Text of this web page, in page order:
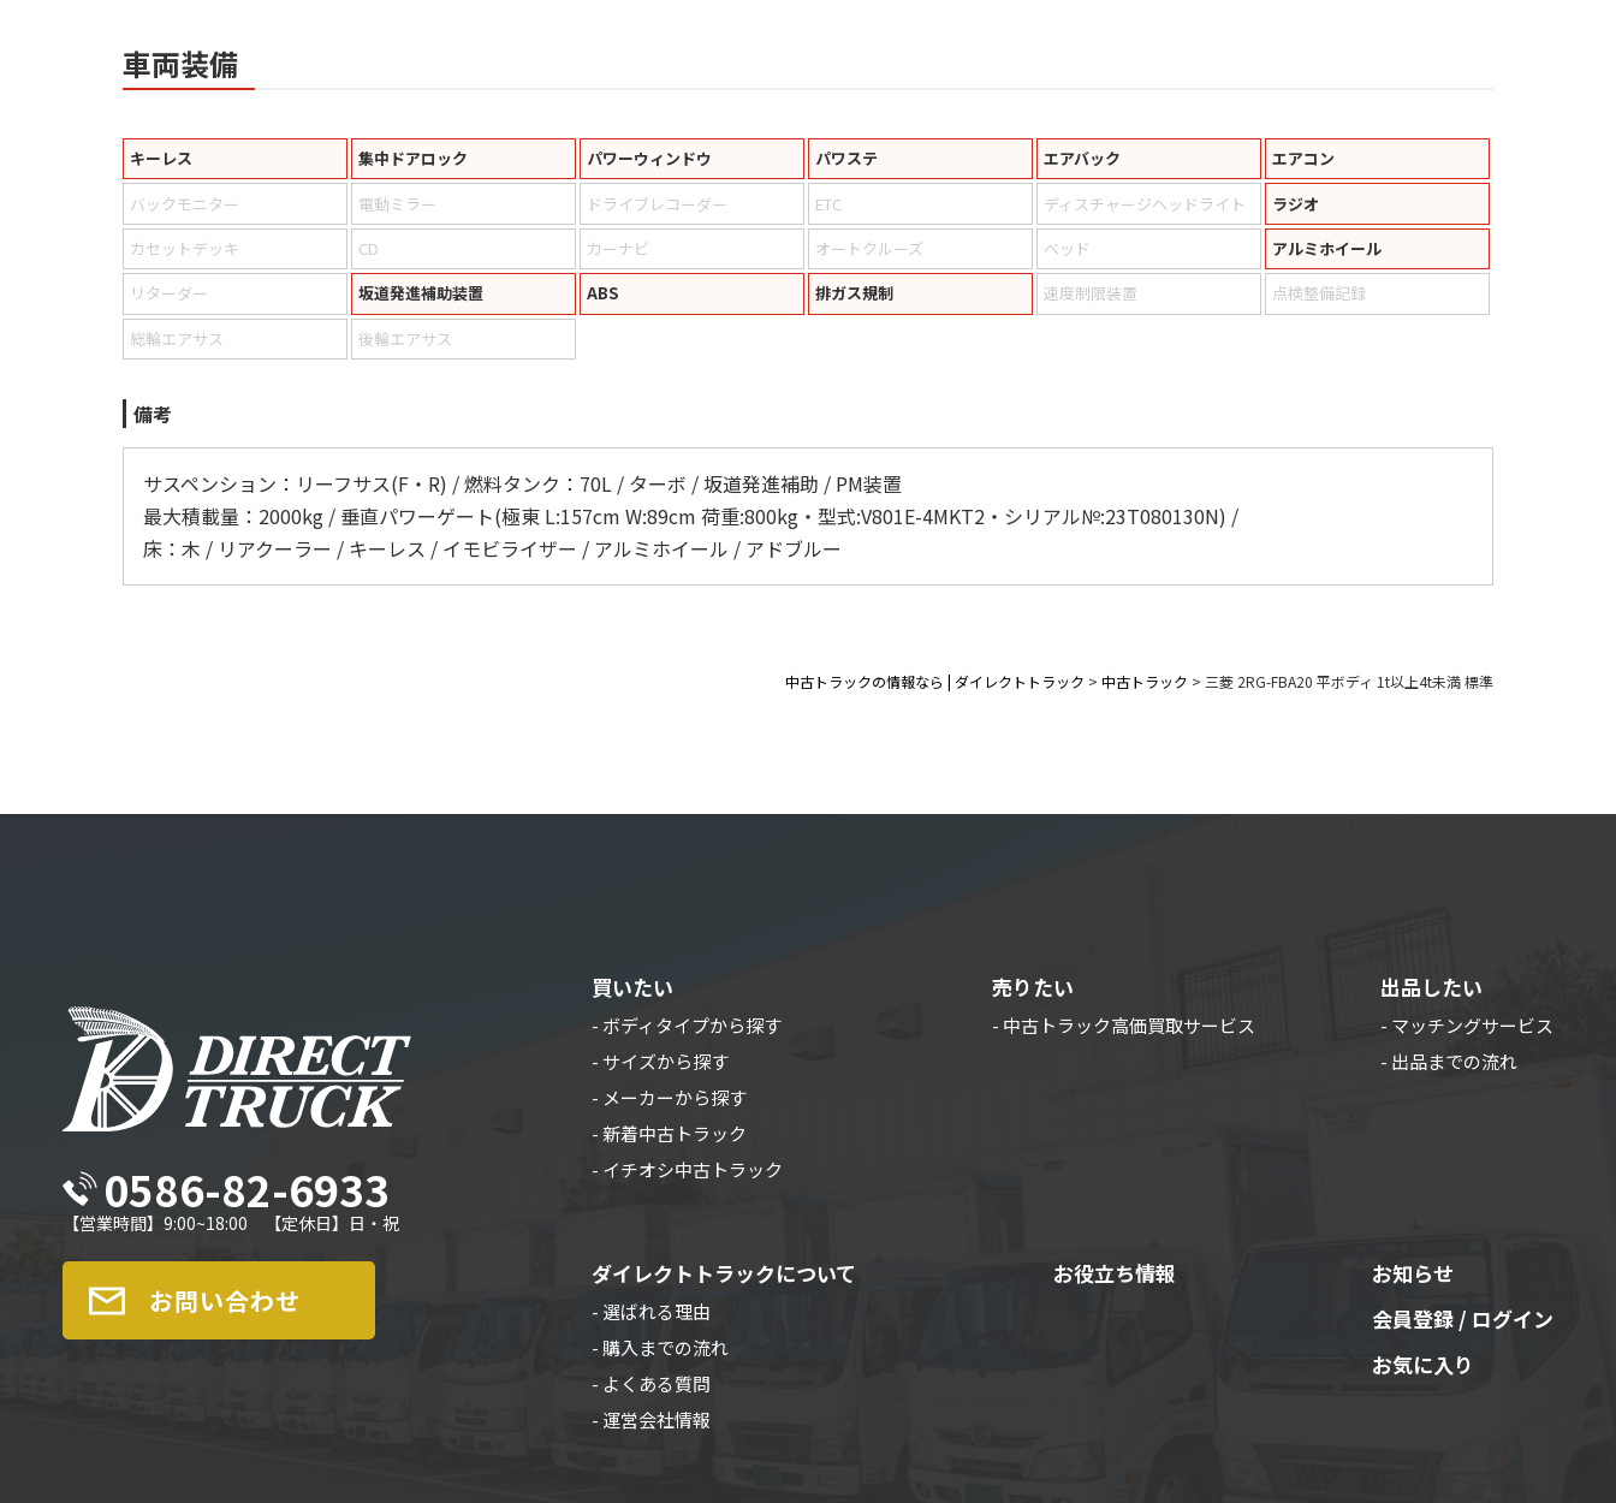
車両装備
キーレス 集中ドアロック パワーウィンドウ パワステ エアバック
エアコン
バックモニター
電動ミラー ドライブレコーダー ETC ディスチャージヘッドライト
ラジオ
カセットデッキ
CD カーナビ オートクルーズ ベッド
アルミホイール
リターダー
坂道発進補助装置 ABS 排ガス規制 速度制限装置
点検整備記録
総輪エアサス
後輪エアサス
備考
サスペンション：リーフサス(F・R) / 燃料タンク：70L / ターボ / 坂道発進補助 / PM装置
最大積載量：2000kg / 垂直パワーゲート(極東 L:157cm W:89cm 荷重:800kg・型式:V801E-4MKT2・シリアル№:23T080130N) /
床：木 / リアクーラー / キーレス / イモビライザー / アルミホイール / アドブルー
中古トラックの情報なら | ダイレクトトラック > 中古トラック > 三菱 2RG-FBA20 平ボディ 1t以上4t未満 標準
0586-82-6933
【営業時間】9:00~18:00 【定休日】日・祝
お問い合わせ
買いたい
- ボディタイプから探す
- サイズから探す
- メーカーから探す
- 新着中古トラック
- イチオシ中古トラック
売りたい
- 中古トラック高価買取サービス
出品したい
- マッチングサービス
- 出品までの流れ
ダイレクトトラックについて
- 選ばれる理由
- 購入までの流れ
- よくある質問
- 運営会社情報
お役立ち情報
お知らせ
会員登録 / ログイン
お気に入り